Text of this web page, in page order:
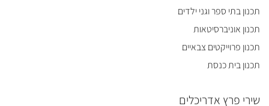
תכנון בתי ספר וגני ילדים
תכנון אוניברסיטאות
תכנון פרוייקטים צבאיים
תכנון בית כנסת
שירי פרץ אדריכלים